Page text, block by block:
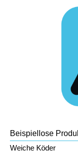
Beispiellose
Weiche Köder